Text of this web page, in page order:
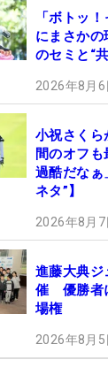
「ボトッ
にまさか
のセミと“
2026年8月
小祝さく
間のオフも
過酷だなぁ
ネタ”】
2026年8月
進藤大典ジ
催 優勝者
場権
2026年8月